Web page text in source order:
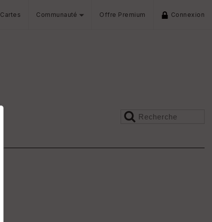
Cartes Communauté Offre Premium Connexion